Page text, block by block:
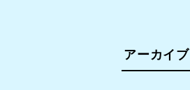
アーカイブ